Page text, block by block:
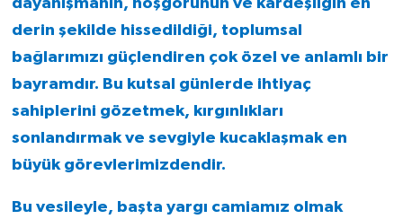
dayanışmanın, hoşgörünün ve kardeşliğin en
derin şekilde hissedildiği, toplumsal
bağlarımızı güçlendiren çok özel ve anlamlı bir
bayramdır. Bu kutsal günlerde ihtiyaç
sahiplerini gözetmek, kırgınlıkları
sonlandırmak ve sevgiyle kucaklaşmak en
büyük görevlerimizdendir.
Bu vesileyle, başta yargı camiamız olmak